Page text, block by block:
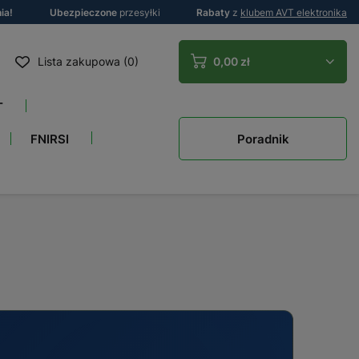
Ubezpieczone przesyłki Rabaty z klubem AVT elektronika
Lista zakupowa (0) 0,00 zł
FNIRSI Poradnik